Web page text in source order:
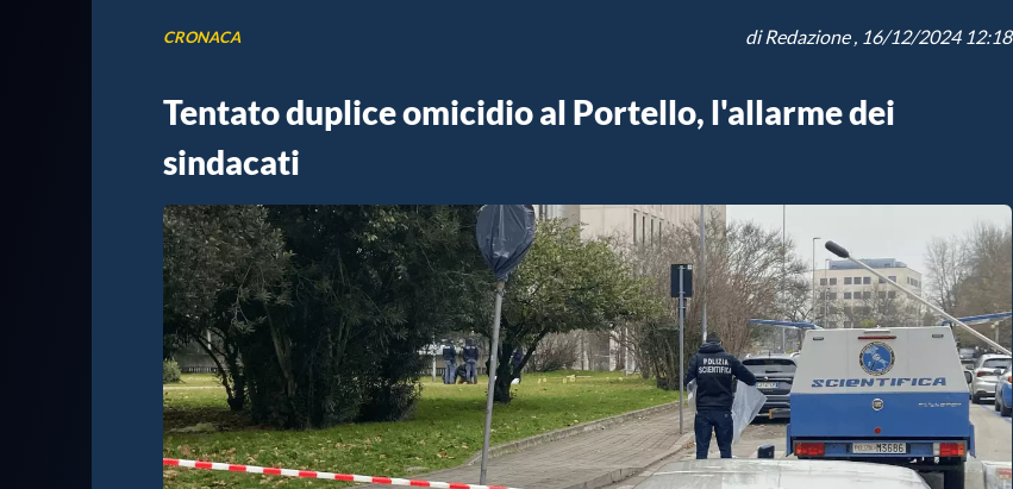
CRONACA diRedazione, 16/12/2024 12:18
Tentato duplice omicidio al Portello, l'allarme dei
sindacati